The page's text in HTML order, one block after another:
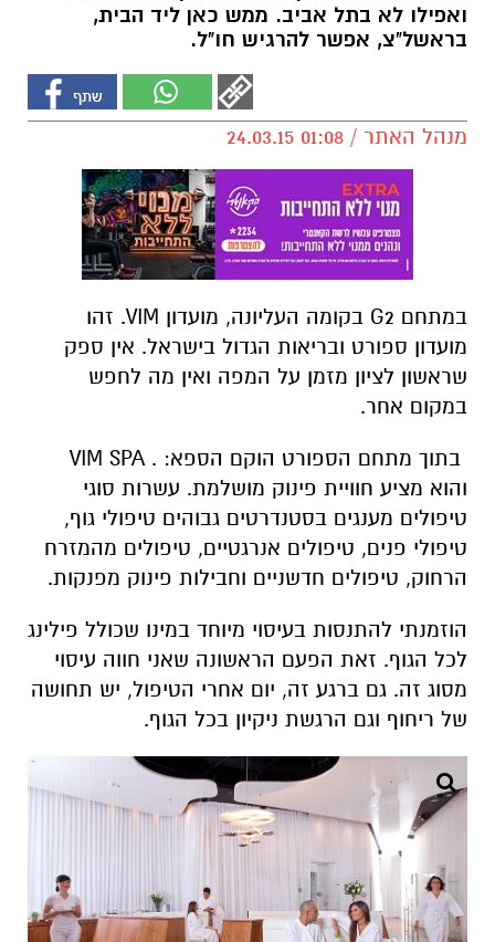
ואפילו לא בתל אביב. ממש כאן ליד הבית,
בראשל"צ, אפשר להרגיש חו"ל.
מנהל האתר / 01:08 24.03.15
במתחם G2 בקומה העליונה, מועדון VIM. זהו
מועדון ספורט ובריאות הגדול בישראל. אין ספק
שראשון לציון מזמן על המפה ואין מה לחפש
במקום אחר.
בתוך מתחם הספורט הוקם הספא: . VIM SPA
והוא מציע חוויית פינוק מושלמת. עשרות סוגי
טיפולים מענגים בסטנדרטים גבוהים טיפולי גוף,
טיפולי פנים, טיפולים אנרגטיים, טיפולים מהמזרח
הרחוק, טיפולים חדשניים וחבילות פינוק מפנקות.
הוזמנתי להתנסות בעיסוי מיוחד במינו שכולל פילינג
לכל הגוף. זאת הפעם הראשונה שאני חווה עיסוי
מסוג זה. גם ברגע זה, יום אחרי הטיפול, יש תחושה
של ריחוף וגם הרגשת ניקיון בכל הגוף.